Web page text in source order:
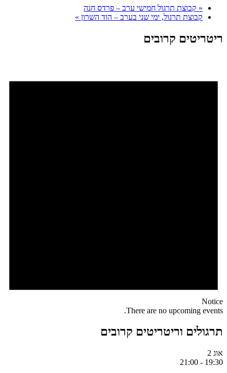
« קבוצת תרגול חמישי ערב – פרדס חנה
קבוצת תרגול, ימי שני בערב – הוד השרון »
ריטריטים קרובים
Notice
There are no upcoming events.
תרגולים וריטריטים קרובים
אוג 2
19:30
-
21:00